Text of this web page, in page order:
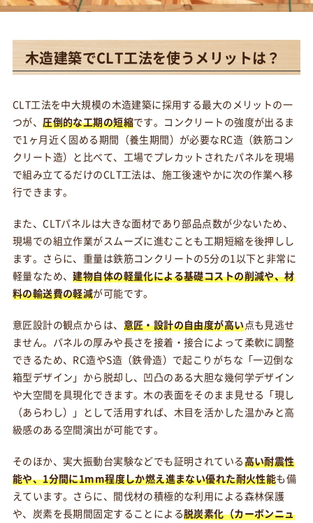
木造建築でCLT工法を使うメリットは？
CLT工法を中大規模の木造建築に採用する最大のメリットの一
つが、圧倒的な工期の短縮です。コンクリートの強度が出るま
で1ヶ月近く固める期間（養生期間）が必要なRC造（鉄筋コン
クリート造）と比べて、工場でプレカットされたパネルを現場
で組み立てるだけのCLT工法は、施工後速やかに次の作業へ移
行できます。
また、CLTパネルは大きな面材であり部品点数が少ないため、
現場での組立作業がスムーズに進むことも工期短縮を後押しし
ます。さらに、重量は鉄筋コンクリートの5分の1以下と非常に
軽量なため、建物自体の軽量化による基礎コストの削減や、材
料の輸送費の軽減が可能です。
意匠設計の観点からは、 意匠・設計の自由度が高い点も見逃せ
ません。パネルの厚みや長さを接着・接合によって柔軟に調整
できるため、RC造やS造（鉄骨造）で起こりがちな「一辺倒な
箱型デザイン」から脱却し、凹凸のある大胆な幾何学デザイン
や大空間を具現化できます。木の表面をそのまま見せる「現し
（あらわし）」として活用すれば、木目を活かした温かみと高
級感のある空間演出が可能です。
そのほか、実大振動台実験などでも証明されている高い耐震性
能や、1分間に1mm程度しか燃え進まない優れた耐火性能も備
えています。さらに、間伐材の積極的な利用による森林保護
や、炭素を長期間固定することによる脱炭素化（カーボンニュ